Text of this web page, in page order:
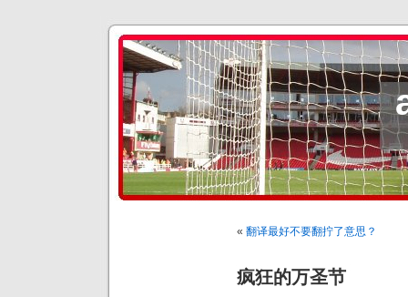
« 翻译最好不要翻拧了意思？
疯狂的万圣节